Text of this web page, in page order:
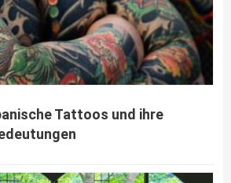
Tattoos und ihre